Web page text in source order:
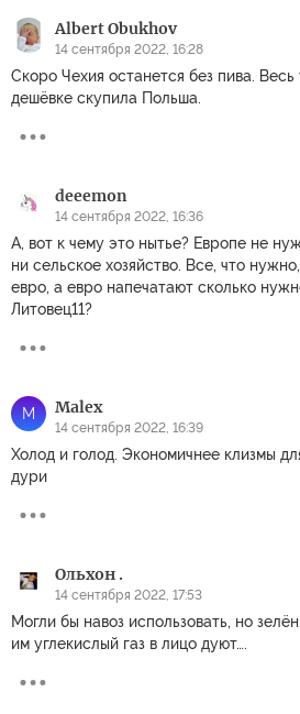
Albert Obukhov
14 сентября 2022, 16:28
Скоро Чехия останется без пива.
дешёвке скупила Польша.
deeemon
14 сентября 2022, 16:36
А, вот к чему это нытье? Европе не
ни сельское хозяйство. Все, что
евро, а евро напечатают сколько
Литовец11?
M Malex
14 сентября 2022, 16:39
Холод и голод. Экономичнее клизмы
дури
Ольхон .
14 сентября 2022, 17:53
Могли бы навоз использовать, но
им углекислый газ в лицо дуют….